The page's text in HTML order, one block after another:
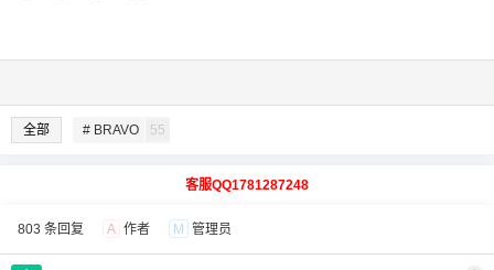
全部 # BRAVO 55
客服QQ1781287248
803 条回复 A 作者 M 管理员